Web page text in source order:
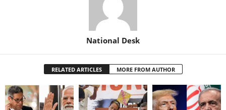
National Desk
RELATED ARTICLES MORE FROM AUTHOR